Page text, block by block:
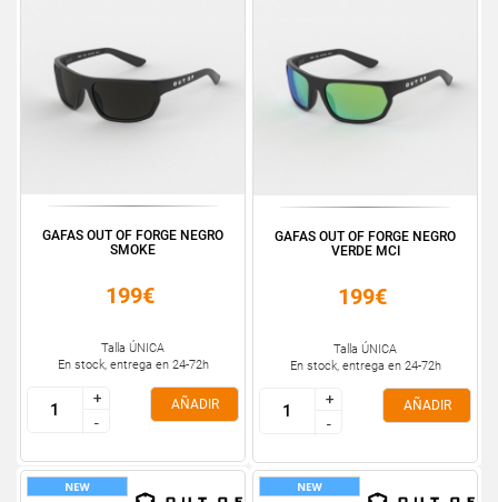
GAFAS OUT OF FORGE NEGRO
SMOKE
199€
Talla ÚNICA
En stock, entrega en 24-72h
+
-
+
-
AÑADIR
GAFAS OUT OF FORGE NEGRO
VERDE MCI
199€
Talla ÚNICA
En stock, entrega en 24-72h
+
-
+
-
AÑADIR